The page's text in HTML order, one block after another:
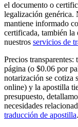
el documento o
legalización genérica.
mantiene informado
certificada, también la
nuestros servicios de
Precios
página (o $0.06 por
notarización se cotiza
online) y la apostilla
presupuesto,
necesidades
traducción de apostilla.